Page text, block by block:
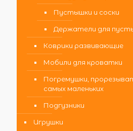
Пустышки и соски
Держатели для
Коврики развивающие
Мобили для кроватки
Погремушки,
самых маленьких
Подгузники
Игрушки